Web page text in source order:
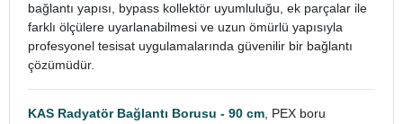
bağlantı yapısı, bypass kollektör uyumluluğu, ek parçalar ile
farklı ölçülere uyarlanabilmesi ve uzun ömürlü yapısıyla
profesyonel tesisat uygulamalarında güvenilir bir bağlantı
çözümüdür.
KAS Radyatör Bağlantı Borusu - 90 cm , PEX boru